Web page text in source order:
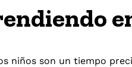
niños son un tiempo